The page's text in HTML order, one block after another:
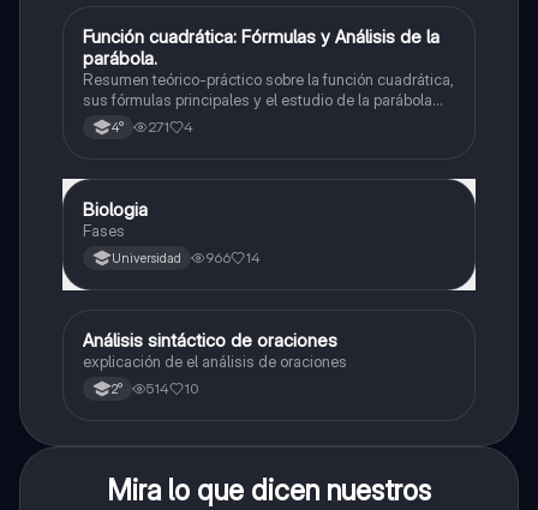
Matemáticas
Función cuadrática: Fórmulas y Análisis de la
parábola.
Resumen teórico-práctico sobre la función cuadrática,
sus fórmulas principales y el estudio de la parábola
como representación gráfica.Incluye desarrollo de la
forma general, cálculo de raíces, vértice y elementos
4° 271 4
Biología
Biologia
Fases
Universidad 966 14
Lengua
Análisis sintáctico de oraciones
explicación de el análisis de oraciones
2° 514 10
Mira lo que dicen nuestros